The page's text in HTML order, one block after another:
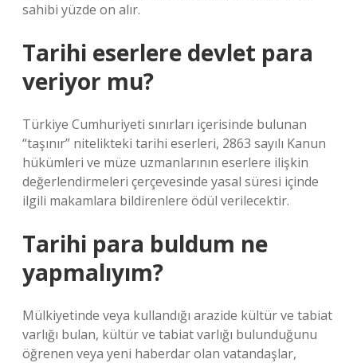
sahibi yüzde on alır.
Tarihi eserlere devlet para
veriyor mu?
Türkiye Cumhuriyeti sınırları içerisinde bulunan
“taşınır” nitelikteki tarihi eserleri, 2863 sayılı Kanun
hükümleri ve müze uzmanlarının eserlere ilişkin
değerlendirmeleri çerçevesinde yasal süresi içinde
ilgili makamlara bildirenlere ödül verilecektir.
Tarihi para buldum ne
yapmalıyım?
Mülkiyetinde veya kullandığı arazide kültür ve tabiat
varlığı bulan, kültür ve tabiat varlığı bulunduğunu
öğrenen veya yeni haberdar olan vatandaşlar,